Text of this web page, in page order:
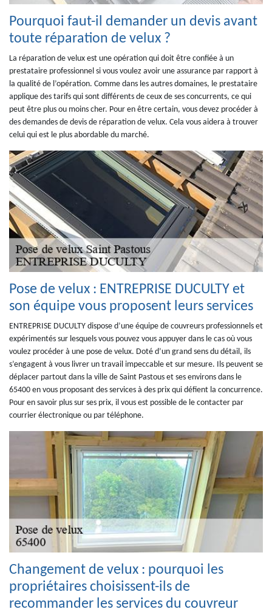
Pourquoi faut-il demander un devis avant
toute réparation de velux ?
La réparation de velux est une opération qui doit être confiée à un
prestataire professionnel si vous voulez avoir une assurance par rapport à
la qualité de l’opération. Comme dans les autres domaines, le prestataire
applique des tarifs qui sont différents de ceux de ses concurrents, ce qui
peut être plus ou moins cher. Pour en être certain, vous devez procéder à
des demandes de devis de réparation de velux. Cela vous aidera à trouver
celui qui est le plus abordable du marché.
Pose de velux : ENTREPRISE DUCULTY et
son équipe vous proposent leurs services
ENTREPRISE DUCULTY dispose d’une équipe de couvreurs professionnels et
expérimentés sur lesquels vous pouvez vous appuyer dans le cas où vous
voulez procéder à une pose de velux. Doté d’un grand sens du détail, ils
s’engagent à vous livrer un travail impeccable et sur mesure. Ils peuvent se
déplacer partout dans la ville de Saint Pastous et ses environs dans le
65400 en vous proposant des services à des prix qui défient la concurrence.
Pour en savoir plus sur ses prix, il vous est possible de le contacter par
courrier électronique ou par téléphone.
Changement de velux : pourquoi les
propriétaires choisissent-ils de
recommander les services du couvreur